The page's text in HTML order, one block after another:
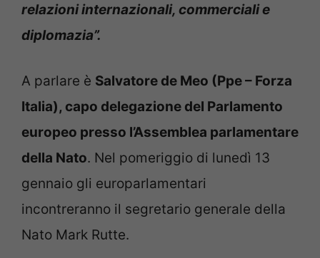
relazioni internazionali, commerciali e
diplomazia”.
A parlare è Salvatore de Meo (Ppe – Forza
Italia), capo delegazione del Parlamento
europeo presso l’Assemblea parlamentare
della Nato. Nel pomeriggio di lunedì 13
gennaio gli europarlamentari
incontreranno il segretario generale della
Nato Mark Rutte.